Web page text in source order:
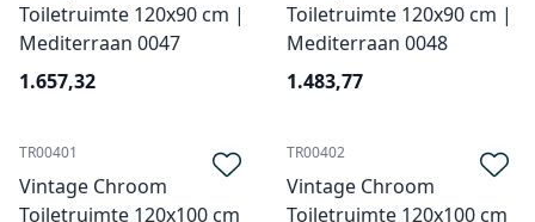
Toiletruimte 120x90 cm |
Mediterraan 0047
1.657,32
Toiletruimte 120x90 cm |
Mediterraan 0048
1.483,77
TR00401
Vintage Chroom
Toiletruimte 120x100 cm
TR00402
Vintage Chroom
Toiletruimte 120x100 cm